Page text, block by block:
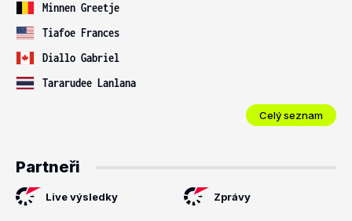
Minnen Greetje
Tiafoe Frances
Diallo Gabriel
Tararudee Lanlana
Celý seznam
Partneři
Live výsledky Zprávy